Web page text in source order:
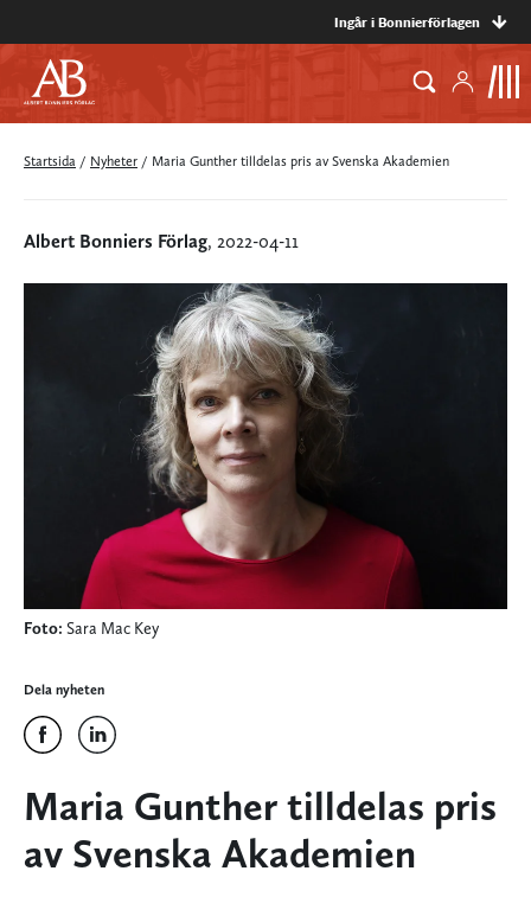
Ingår i Bonnierförlagen
Startsida / Nyheter / Maria Gunther tilldelas pris av Svenska Akademien
Albert Bonniers Förlag, 2022-04-11
Foto: Sara Mac Key
Dela nyheten
Maria Gunther tilldelas pris
av Svenska Akademien